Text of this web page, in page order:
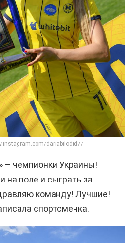
dariabilodid7/
– чемпионки Украины!
на поле и сыграть за
команду! Лучшие!
спортсменка.